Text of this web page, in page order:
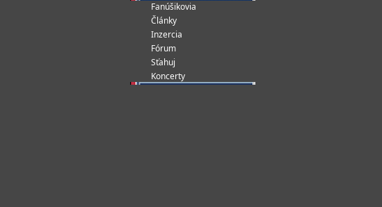
Fanúšikovia
Články
Inzercia
Fórum
Sťahuj
Koncerty